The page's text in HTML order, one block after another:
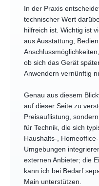
In der Praxis
technischer Wert
hilfreich ist. Wichtig ist
aus Ausstattung,
ob sich das Gerät
Anwendern vernünftig
Genau aus diesem
auf dieser Seite zu
Preisauflistung,
für Technik, die sich
Haushalts-,
Umgebungen
externen Anbieter; die
kann ich bei Bedarf
Main unterstützen.